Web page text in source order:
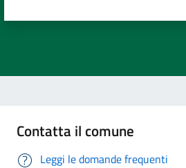
Contatta il comune
Leggi le domande frequenti